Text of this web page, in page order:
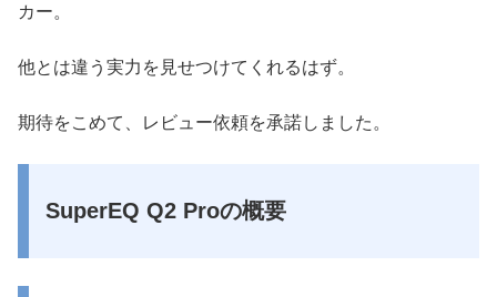
カー。
他とは違う実力を見せつけてくれるはず。
期待をこめて、レビュー依頼を承諾しました。
SuperEQ Q2 Proの概要